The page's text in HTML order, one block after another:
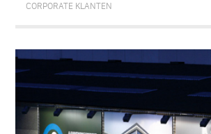
CORPORATE KLANTEN